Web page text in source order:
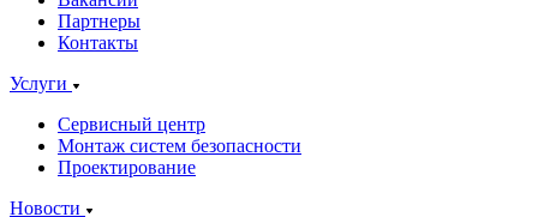
Партнеры
Контакты
Услуги
Сервисный центр
Монтаж систем безопасности
Проектирование
Новости